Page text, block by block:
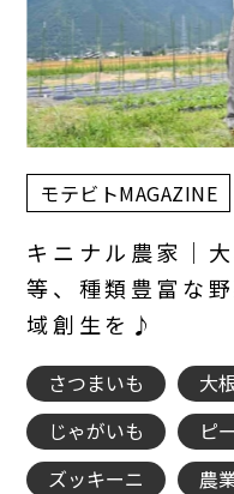
モテビトMAGAZINE
キニナル農家｜
等、種類豊富な
域創生を♪
さつまいも 大
じゃがいも
ピ
ズッキーニ
農